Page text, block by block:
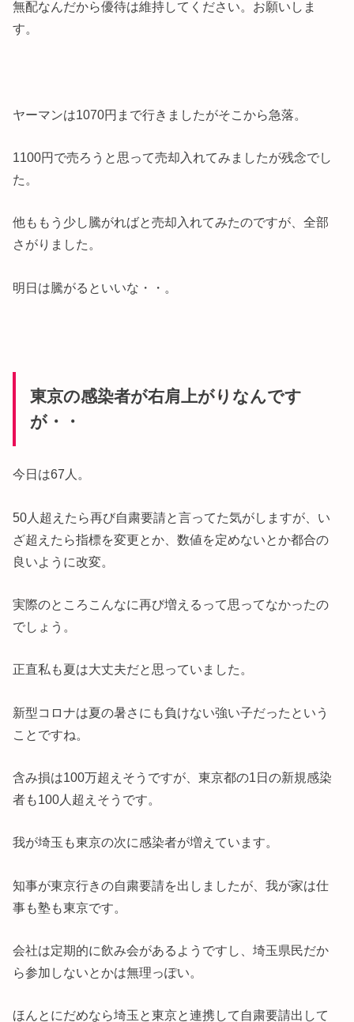
無配なんだから優待は維持してください。お願いしま
す。
ヤーマンは1070円まで行きましたがそこから急落。
1100円で売ろうと思って売却入れてみましたが残念でし
た。
他ももう少し騰がればと売却入れてみたのですが、全部
さがりました。
明日は騰がるといいな・・。
東京の感染者が右肩上がりなんです
が・・
今日は67人。
50人超えたら再び自粛要請と言ってた気がしますが、い
ざ超えたら指標を変更とか、数値を定めないとか都合の
良いように改変。
実際のところこんなに再び増えるって思ってなかったの
でしょう。
正直私も夏は大丈夫だと思っていました。
新型コロナは夏の暑さにも負けない強い子だったという
ことですね。
含み損は100万超えそうですが、東京都の1日の新規感染
者も100人超えそうです。
我が埼玉も東京の次に感染者が増えています。
知事が東京行きの自粛要請を出しましたが、我が家は仕
事も塾も東京です。
会社は定期的に飲み会があるようですし、埼玉県民だか
ら参加しないとかは無理っぽい。
ほんとにだめなら埼玉と東京と連携して自粛要請出して